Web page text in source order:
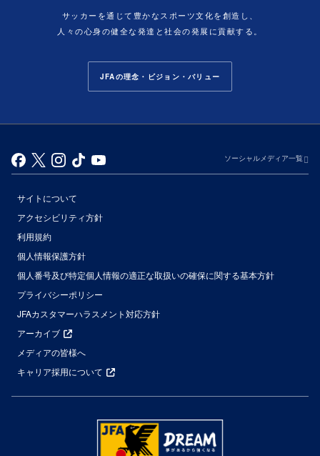
サッカーを通じて豊かなスポーツ文化を創造し、
人々の心身の健全な発達と社会の発展に貢献する。
JFAの理念・ビジョン・バリュー
ソーシャルメディア一覧
サイトについて
アクセシビリティ方針
利用規約
個人情報保護方針
個人番号及び特定個人情報の適正な取扱いの確保に関する基本方針
プライバシーポリシー
JFAカスタマーハラスメント対応方針
アーカイブ
メディアの皆様へ
キャリア採用について